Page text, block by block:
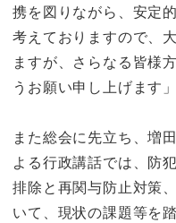
携を図りながら、安定
考えておりますので、
ますが、さらなる皆様
うお願い申し上げます
また総会に先立ち、増
よる行政講話では、防
排除と再関与防止対策
いて、現状の課題等を